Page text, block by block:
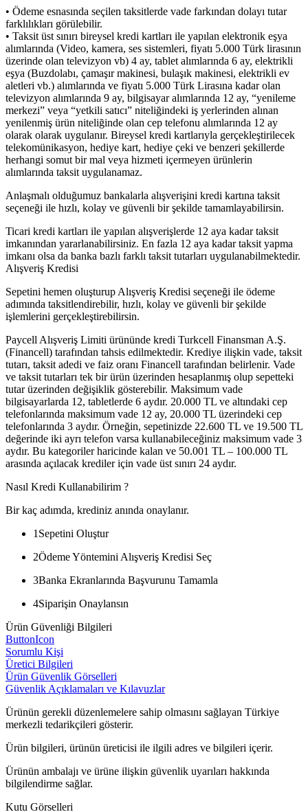
• Ödeme esnasında seçilen taksitlerde vade farkından dolayı tutar
farklılıkları görülebilir.
• Taksit üst sınırı bireysel kredi kartları ile yapılan elektronik eşya
alımlarında (Video, kamera, ses sistemleri, fiyatı 5.000 Türk lirasının
üzerinde olan televizyon vb) 4 ay, tablet alımlarında 6 ay, elektrikli
eşya (Buzdolabı, çamaşır makinesi, bulaşık makinesi, elektrikli ev
aletleri vb.) alımlarında ve fiyatı 5.000 Türk Lirasına kadar olan
televizyon alımlarında 9 ay, bilgisayar alımlarında 12 ay, “yenileme
merkezi” veya “yetkili satıcı” niteliğindeki iş yerlerinden alınan
yenilenmiş ürün niteliğinde olan cep telefonu alımlarında 12 ay
olarak olarak uygulanır. Bireysel kredi kartlarıyla gerçekleştirilecek
telekomünikasyon, hediye kart, hediye çeki ve benzeri şekillerde
herhangi somut bir mal veya hizmeti içermeyen ürünlerin
alımlarında taksit uygulanamaz.
Anlaşmalı olduğumuz bankalarla alışverişini kredi kartına taksit
seçeneği ile hızlı, kolay ve güvenli bir şekilde tamamlayabilirsin.
Ticari kredi kartları ile yapılan alışverişlerde 12 aya kadar taksit
imkanından yararlanabilirsiniz. En fazla 12 aya kadar taksit yapma
imkanı olsa da banka bazlı farklı taksit tutarları uygulanabilmektedir.
Alışveriş Kredisi
Sepetini hemen oluşturup Alışveriş Kredisi seçeneği ile ödeme
adımında taksitlendirebilir, hızlı, kolay ve güvenli bir şekilde
işlemlerini gerçekleştirebilirsin.
Paycell Alışveriş Limiti ürününde kredi Turkcell Finansman A.Ş.
(Financell) tarafından tahsis edilmektedir. Krediye ilişkin vade, taksit
tutarı, taksit adedi ve faiz oranı Financell tarafından belirlenir. Vade
ve taksit tutarları tek bir ürün üzerinden hesaplanmış olup sepetteki
tutar üzerinden değişiklik gösterebilir. Maksimum vade
bilgisayarlarda 12, tabletlerde 6 aydır. 20.000 TL ve altındaki cep
telefonlarında maksimum vade 12 ay, 20.000 TL üzerindeki cep
telefonlarında 3 aydır. Örneğin, sepetinizde 22.600 TL ve 19.500 TL
değerinde iki ayrı telefon varsa kullanabileceğiniz maksimum vade 3
aydır. Bu kategoriler haricinde kalan ve 50.001 TL – 100.000 TL
arasında açılacak krediler için vade üst sınırı 24 aydır.
Nasıl Kredi Kullanabilirim ?
Bir kaç adımda, krediniz anında onaylanır.
1 Sepetini Oluştur
2Ödeme Yöntemini Alışveriş Kredisi Seç
3Banka Ekranlarında Başvurunu Tamamla
4Siparişin Onaylansın
Ürün Güvenliği Bilgileri
ButtonIcon
Sorumlu Kişi
Üretici Bilgileri
Ürün Güvenlik Görselleri
Güvenlik Açıklamaları ve Kılavuzlar
Ürünün gerekli düzenlemelere sahip olmasını sağlayan Türkiye
merkezli tedarikçileri gösterir.
Ürün bilgileri, ürünün üreticisi ile ilgili adres ve bilgileri içerir.
Ürünün ambalajı ve ürüne ilişkin güvenlik uyarıları hakkında
bilgilendirme sağlar.
Kutu Görselleri